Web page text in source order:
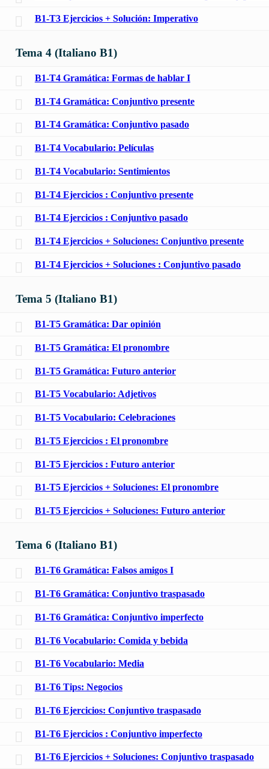
B1-T3 Ejercicios + Solución: Imperativo
Tema 4 (Italiano B1)
B1-T4 Gramática: Formas de hablar I
B1-T4 Gramática: Conjuntivo presente
B1-T4 Gramática: Conjuntivo pasado
B1-T4 Vocabulario: Películas
B1-T4 Vocabulario: Sentimientos
B1-T4 Ejercicios : Conjuntivo presente
B1-T4 Ejercicios : Conjuntivo pasado
B1-T4 Ejercicios + Soluciones: Conjuntivo presente
B1-T4 Ejercicios + Soluciones : Conjuntivo pasado
Tema 5 (Italiano B1)
B1-T5 Gramática: Dar opinión
B1-T5 Gramática: El pronombre
B1-T5 Gramática: Futuro anterior
B1-T5 Vocabulario: Adjetivos
B1-T5 Vocabulario: Celebraciones
B1-T5 Ejercicios : El pronombre
B1-T5 Ejercicios : Futuro anterior
B1-T5 Ejercicios + Soluciones: El pronombre
B1-T5 Ejercicios + Soluciones: Futuro anterior
Tema 6 (Italiano B1)
B1-T6 Gramática: Falsos amigos I
B1-T6 Gramática: Conjuntivo traspasado
B1-T6 Gramática: Conjuntivo imperfecto
B1-T6 Vocabulario: Comida y bebida
B1-T6 Vocabulario: Media
B1-T6 Tips: Negocios
B1-T6 Ejercicios: Conjuntivo traspasado
B1-T6 Ejercicios : Conjuntivo imperfecto
B1-T6 Ejercicios + Soluciones: Conjuntivo traspasado